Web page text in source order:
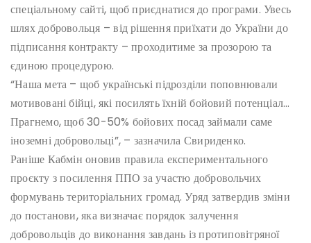
спеціальному сайті, щоб приєднатися до програми. Увесь
шлях добровольця – від рішення приїхати до України до
підписання контракту – проходитиме за прозорою та
єдиною процедурою.
“Наша мета – щоб українські підрозділи поповнювали
мотивовані бійці, які посилять їхній бойовий потенціал…
Прагнемо, щоб 30-50% бойових посад займали саме
іноземні добровольці”, – зазначила Свириденко.
Раніше Кабмін оновив правила експериментального
проєкту з посилення ППО за участю добровольчих
формувань територіальних громад. Уряд затвердив зміни
до постанови, яка визначає порядок залучення
добровольців до виконання завдань із протиповітряної